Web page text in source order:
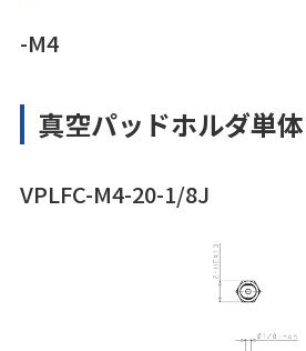
-M4
真空パッドホルダ単体
VPLFC-M4-20-1/8J